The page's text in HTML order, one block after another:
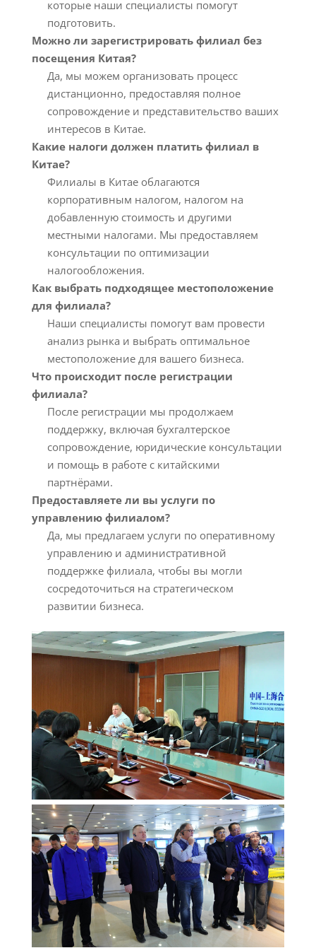
которые наши специалисты помогут
подготовить.
Можно ли зарегистрировать филиал без
посещения Китая?
Да, мы можем организовать процесс
дистанционно, предоставляя полное
сопровождение и представительство ваших
интересов в Китае.
Какие налоги должен платить филиал в
Китае?
Филиалы в Китае облагаются
корпоративным налогом, налогом на
добавленную стоимость и другими
местными налогами. Мы предоставляем
консультации по оптимизации
налогообложения.
Как выбрать подходящее местоположение
для филиала?
Наши специалисты помогут вам провести
анализ рынка и выбрать оптимальное
местоположение для вашего бизнеса.
Что происходит после регистрации
филиала?
После регистрации мы продолжаем
поддержку, включая бухгалтерское
сопровождение, юридические консультации
и помощь в работе с китайскими
партнёрами.
Предоставляете ли вы услуги по
управлению филиалом?
Да, мы предлагаем услуги по оперативному
управлению и административной
поддержке филиала, чтобы вы могли
сосредоточиться на стратегическом
развитии бизнеса.